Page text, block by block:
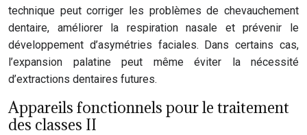
technique peut corriger les problèmes de chevauchement
dentaire, améliorer la respiration nasale et prévenir le
développement d’asymétries faciales. Dans certains cas,
l’expansion palatine peut même éviter la nécessité
d’extractions dentaires futures.
Appareils fonctionnels pour le traitement
des classes II